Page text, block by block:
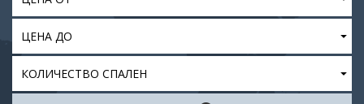
ЦЕНА ДО
КОЛИЧЕСТВО СПАЛЕН